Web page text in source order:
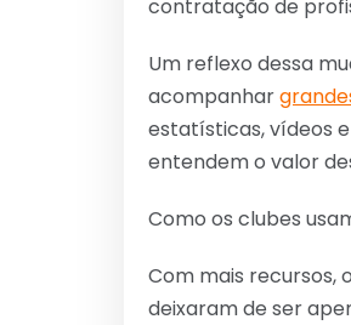
contratação de
Um reflexo dessa
acompanhar
estatísticas, vídeos
entendem o valor
Como os clubes
Com mais recursos,
deixaram de ser